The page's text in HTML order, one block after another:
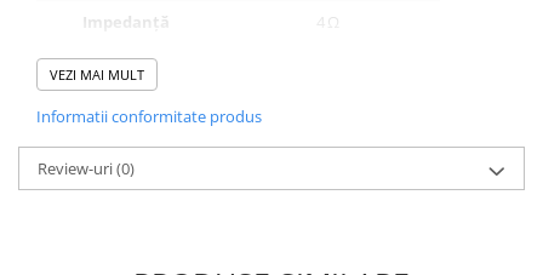
Impedanță
4 Ω
Bobină vocală
Magnet
Midrange / Tweeter
30 mm Mylar + 13 mm Piezo
Dimensiuni montaj
~130 × 130 × 180 mm
VEZI MAI MULT
Informatii conformitate produs
Review-uri(0)